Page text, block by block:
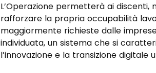
L’Operazione permetterà ai
rafforzare la propria occupabilità
maggiormente richieste dalle
individuata, un sistema che si
l’innovazione e la transizione